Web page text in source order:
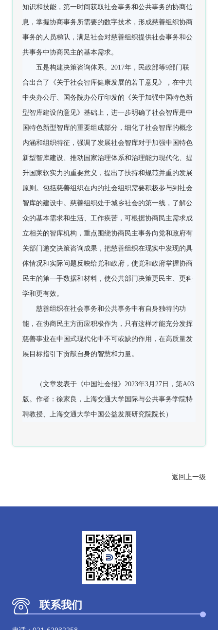
知识和技能，第一时间获取社会事务和公共事务的协商信
息，掌握协商事务所需要的数字技术，形成慈善组织协商
事务的人员梯队，满足社会对慈善组织提供社会事务和公
共事务中协商民主的基本需求。
五是构建决策咨询体系。2017年，民政部等9部门联
合出台了《关于社会智库健康发展的若干意见》，在中共
中央办公厅、国务院办公厅印发的《关于加强中国特色新
型智库建设的意见》基础上，进一步明确了社会智库是中
国特色新型智库的重要组成部分，细化了社会智库的概念
内涵和组织特征，强调了发展社会智库对于加强中国特色
新型智库建设、推动国家治理体系和治理能力现代化、提
升国家软实力的重要意义，提出了扶持和规范并重的发展
原则。包括慈善组织在内的社会组织需要积极参与到社会
智库的建设中。慈善组织处于城乡社会的第一线，了解公
众的基本需求和生活、工作疾苦，可根据协商民主需求成
立相关的智库机构，重点围绕协商民主事务向党和政府有
关部门递交决策咨询成果，把慈善组织在现实中发现的具
体情况和实际问题反映给党和政府，使党和政府掌握协商
民主的第一手数据和材料，使公共部门决策更民主、更科
学和更有效。
慈善组织在社会事务和公共事务中有自身独特的功
能，在协商民主方面应积极作为，只有这样才能充分发挥
慈善事业在中国式现代化中不可或缺的作用，在高质量发
展目标指引下贡献自身的智慧和力量。
（文章发表于《中国社会报》2023年3月27日，第A03
版。 作者：徐家良，上海交通大学国际与公共事务学院特
聘教授、 上海交通大学中国公益发展研究院院长）
返回上一级
联系我们